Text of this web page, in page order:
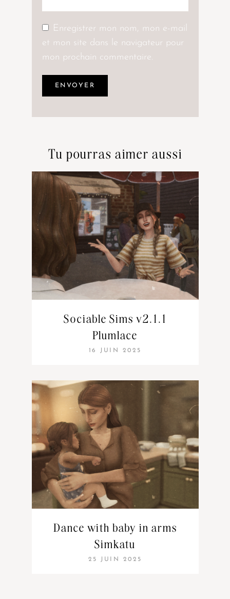
Enregistrer mon nom, mon e-mail
et mon site dans le navigateur pour
mon prochain commentaire.
Tu pourras aimer aussi
Sociable Sims v2.1.1
Plumlace
16 JUIN 2025
Dance with baby in arms
Simkatu
25 JUIN 2025